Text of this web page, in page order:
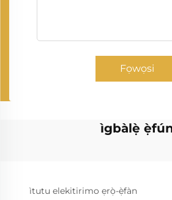
Fọwọsi
ìgbàlẹ̀
ìtutu elekitirimo ẹrọ̀-ẹ̀fàn